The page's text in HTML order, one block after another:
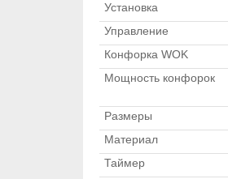
Установка
Управление
Конфорка WOK
Мощность конфорок
Размеры
Материал
Таймер